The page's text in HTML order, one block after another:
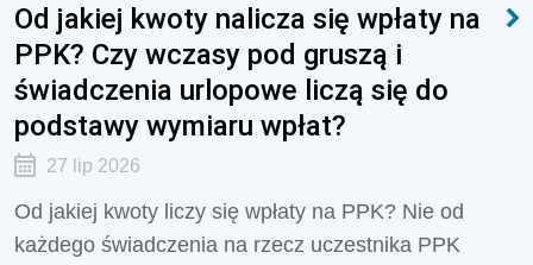
Od jakiej kwoty nalicza się wpłaty na
PPK? Czy wczasy pod gruszą i
świadczenia urlopowe liczą się do
podstawy wymiaru wpłat?
27 lip 2026
Od jakiej kwoty liczy się wpłaty na PPK? Nie od
każdego świadczenia na rzecz uczestnika PPK